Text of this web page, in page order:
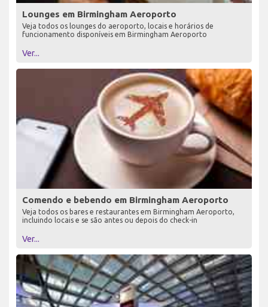
Lounges em Birmingham Aeroporto
Veja todos os lounges do aeroporto, locais e horários de
funcionamento disponíveis em Birmingham Aeroporto
Ver...
Comendo e bebendo em Birmingham Aeroporto
Veja todos os bares e restaurantes em Birmingham Aeroporto,
incluindo locais e se são antes ou depois do check-in
Ver...